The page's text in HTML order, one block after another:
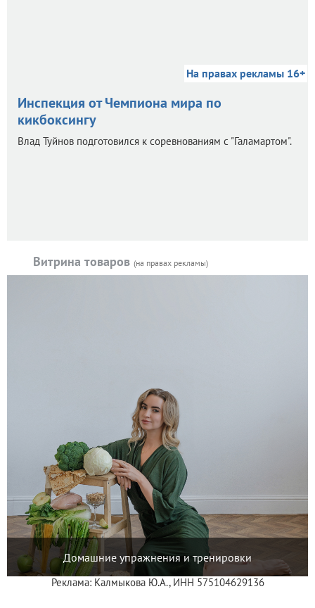
На правах рекламы 16+
Инспекция от Чемпиона мира по
кикбоксингу
Влад Туйнов подготовился к соревнованиям с "Галамартом".
Витрина товаров (на правах рекламы)
Домашние упражнения и тренировки
Реклама: Калмыкова Ю.А., ИНН 575104629136